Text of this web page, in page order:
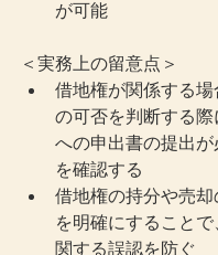
が可能
＜実務上の留意点＞
借地権が関係する場
の可否を判断する
への申出書の提出
を確認する
借地権の持分や売
を明確にすること
関する誤認を防ぐ